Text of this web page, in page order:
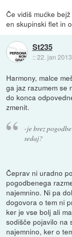
Če vidiš mućke
en skupinski flet in
St235
::22. jan
Harmony, malce
ga jaz razumem se
do konca
zmenit.
-je brez
sedaj?
Čeprav ni uradno
pogodbenega
najemnino. Ni pa
dogovora o tem ni
ker je vse bolj ali
sodišče pojavilo na
najemnino, ker o